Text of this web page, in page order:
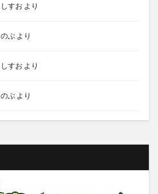
しすお より
のぶ より
しすお より
のぶ より